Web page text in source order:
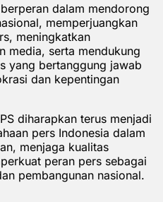
dalam mendorong
memperjuangkan
meningkatkan
media, serta mendukung
yang bertanggung jawab
dan kepentingan
diharapkan terus menjadi
pers Indonesia dalam
menjaga kualitas
peran pers sebagai
pembangunan nasional.